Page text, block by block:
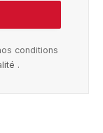
conditions
.